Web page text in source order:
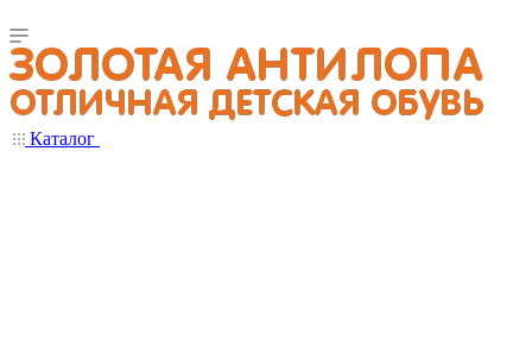
Каталог